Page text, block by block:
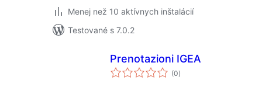
Menej než 10 aktívnych inštalácií
Testované s 7.0.2
Prenotazioni IGEA
(0celkové
hodnotenie
)